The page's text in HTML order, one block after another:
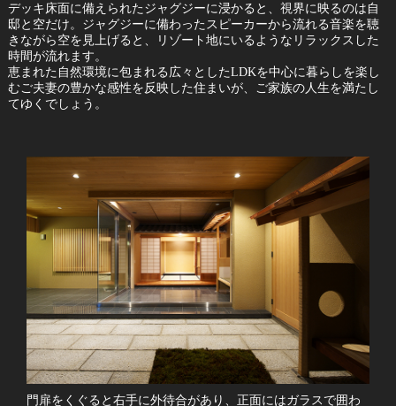
デッキ床面に備えられたジャグジーに浸かると、視界に映るのは自
邸と空だけ。ジャグジーに備わったスピーカーから流れる音楽を聴
きながら空を見上げると、リゾート地にいるようなリラックスした
時間が流れます。
恵まれた自然環境に包まれる広々としたLDKを中心に暮らしを楽し
むご夫妻の豊かな感性を反映した住まいが、ご家族の人生を満たし
てゆくでしょう。
門扉をくぐると右手に外待合があり、正面にはガラスで囲わ